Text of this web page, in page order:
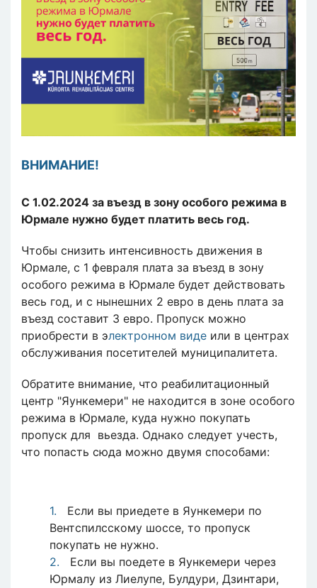
ВНИМАНИЕ!
С 1.02.2024 за въезд в зону особого режима в
Юрмале нужно будет платить весь год.
Чтобы снизить интенсивность движения в
Юрмале, с 1 февраля плата за въезд в зону
особого режима в Юрмале будет действовать
весь год, и с нынешних 2 евро в день плата за
въезд составит 3 евро. Пропуск можно
приобрести в электронном виде или в центрах
обслуживания посетителей муниципалитета.
Обратите внимание, что реабилитационный
центр "Яункемери" не находится в зоне особого
режима в Юрмале, куда нужно покупать
пропуск для вьезда. Однако следует учесть,
что попасть сюда можно двумя способами:
Если вы приедете в Яункемери по
Вентспилсскому шоссе, то пропуск
покупать не нужно.
Если вы поедете в Яункемери через
Юрмалу из Лиелупе, Булдури, Дзинтари,